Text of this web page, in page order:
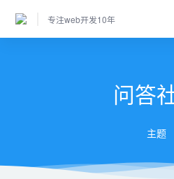
专注web开发10年
问答
主题